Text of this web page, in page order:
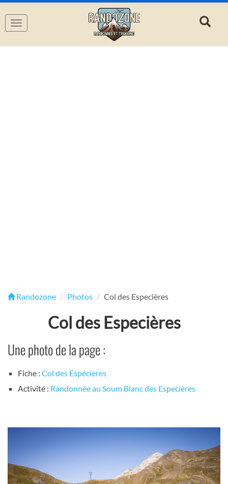
Navigation
Randozone Photos Col des Especières
Col des Especières
Une photo de la page :
Fiche : Col des Espécières
Activité : Randonnée au Soum Blanc des Especières